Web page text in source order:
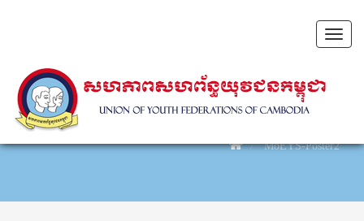
Toggle
MoEYS-Poster2